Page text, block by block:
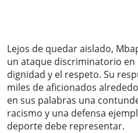
Lejos de quedar aislado,
un ataque discriminatorio en
dignidad y el respeto. Su
miles de aficionados
en sus palabras una
racismo y una defensa
deporte debe representar.